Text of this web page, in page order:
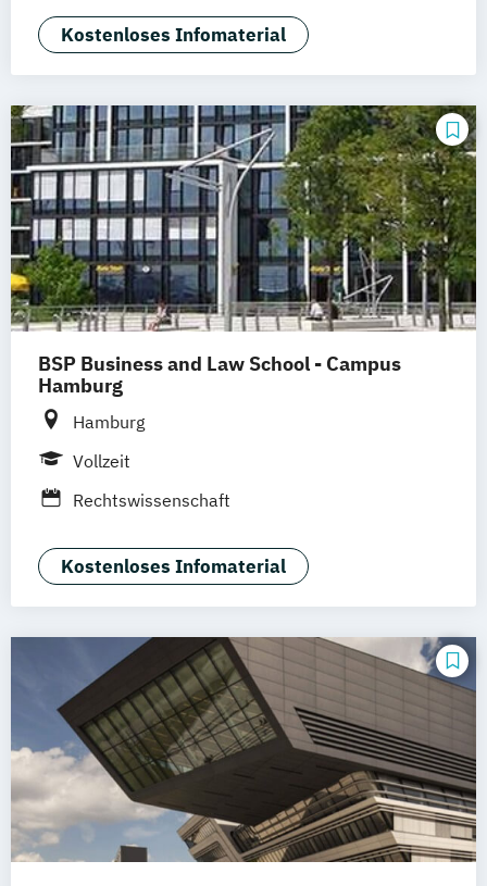
Frankfurt am Main Hamm Zürich
Kostenloses Infomaterial
BSP Business and Law School - Campus
Hamburg
Hamburg
Vollzeit
Rechtswissenschaft
Kostenloses Infomaterial